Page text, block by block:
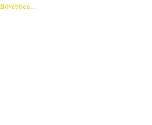
Bővebben...